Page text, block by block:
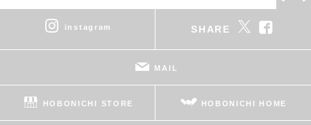
instagram SHARE
MAIL
HOBONICHI STORE HOBONICHI HOME